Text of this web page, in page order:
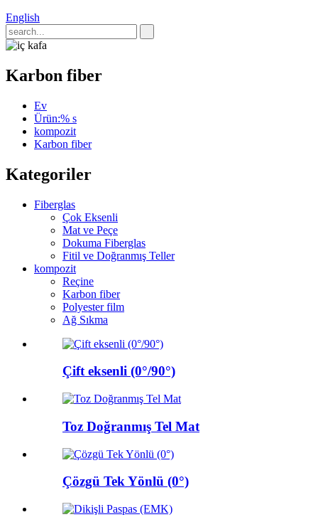
English
Karbon fiber
Ev
Ürün:% s
kompozit
Karbon fiber
Kategoriler
Fiberglas
Çok Eksenli
Mat ve Peçe
Dokuma Fiberglas
Fitil ve Doğranmış Teller
kompozit
Reçine
Karbon fiber
Polyester film
Ağ Sıkma
Çift eksenli (0°/90°)
Toz Doğranmış Tel Mat
Çözgü Tek Yönlü (0°)